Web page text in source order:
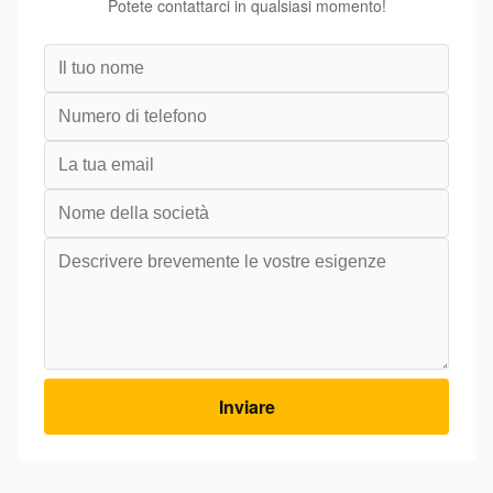
Potete contattarci in qualsiasi momento!
Inviare